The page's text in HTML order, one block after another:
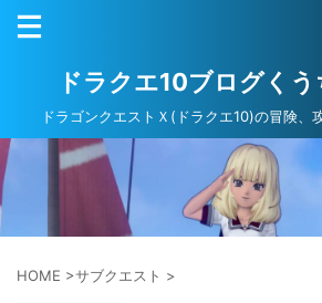
ドラクエ10ブログく
ドラゴンクエストＸ(ドラクエ10)の冒険、
HOME >サブクエスト >